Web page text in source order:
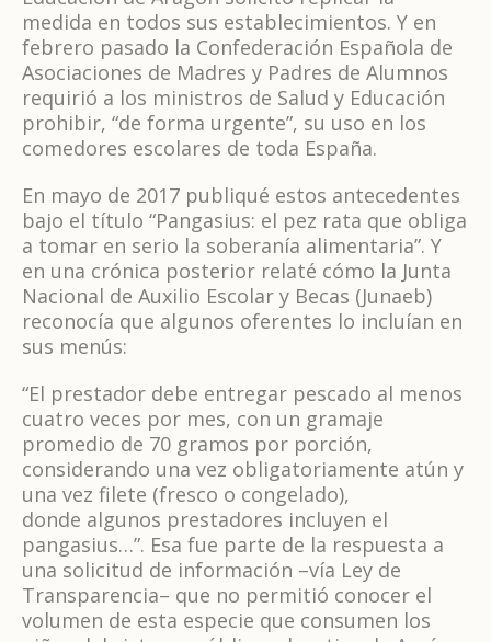
medida en todos sus establecimientos. Y en
febrero pasado la Confederación Española de
Asociaciones de Madres y Padres de Alumnos
requirió a los ministros de Salud y Educación
prohibir, “de forma urgente”, su uso en los
comedores escolares de toda España.
En mayo de 2017 publiqué estos antecedentes
bajo el título “Pangasius: el pez rata que obliga
a tomar en serio la soberanía alimentaria”. Y
en una crónica posterior relaté cómo la Junta
Nacional de Auxilio Escolar y Becas (Junaeb)
reconocía que algunos oferentes lo incluían en
sus menús:
“El prestador debe entregar pescado al menos
cuatro veces por mes, con un gramaje
promedio de 70 gramos por porción,
considerando una vez obligatoriamente atún y
una vez filete (fresco o congelado),
donde algunos prestadores incluyen el
pangasius…”. Esa fue parte de la respuesta a
una solicitud de información –vía Ley de
Transparencia– que no permitió conocer el
volumen de esta especie que consumen los